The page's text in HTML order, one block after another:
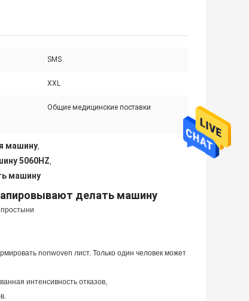
SMS
XXL
Общие медицинские поставки
машину
5060HZ
машину
делать машину
nonwoven лист. Только один человек может
интенсивность отказов,